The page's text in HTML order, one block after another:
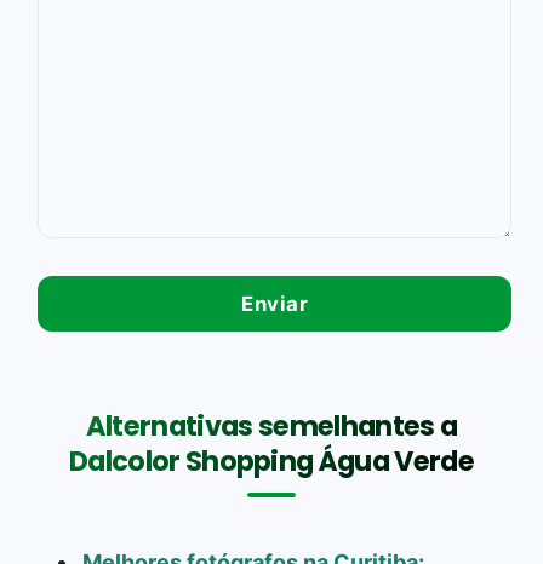
Alternativas semelhantes a
Dalcolor Shopping Água Verde